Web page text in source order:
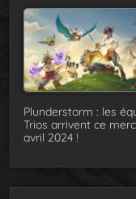
Plunderstorm : les
Trios arrivent ce
avril 2024 !